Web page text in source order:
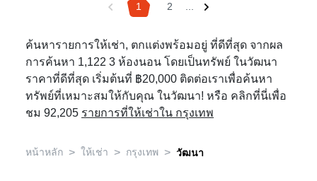
1 2 ...
ค้นหารายการให้เช่า, ตกแต่งพร้อมอยู่ ที่ดีที่สุด จากผล
การค้นหา 1,122 3 ห้องนอน โดยเป็นทรัพย์ ในวัฒนา
ราคาที่ดีที่สุด เริ่มต้นที่ ฿20,000 ติดต่อเราเพื่อค้นหา
ทรัพย์ที่เหมาะสมให้กับคุณ ในวัฒนา! หรือ คลิกที่นี่เพื่อ
ชม 92,205 รายการที่ให้เช่าใน กรุงเทพ
หน้าหลัก > ให้เช่า > กรุงเทพ > วัฒนา